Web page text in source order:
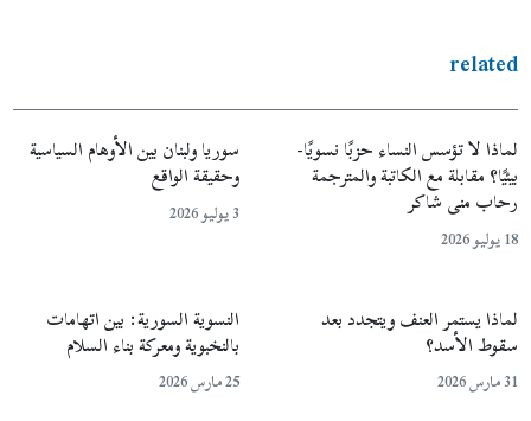
related
لماذا لا تؤسس النساء حزبًا نسويًا-
بيئيًا؟ مقابلة مع الكاتبة والمترجمة
رحاب منى شاكر
18 يوليو 2026
سوريا ولبنان بين الأوهام السياسية
وحقيقة الواقع
لماذا يستمر العنف ويتجدد بعد
سقوط الأسد؟
31 مارس 2026
النسوية السورية: بين اتهامات
بالنخبوية ومعركة بناء السلام
25 مارس 2026